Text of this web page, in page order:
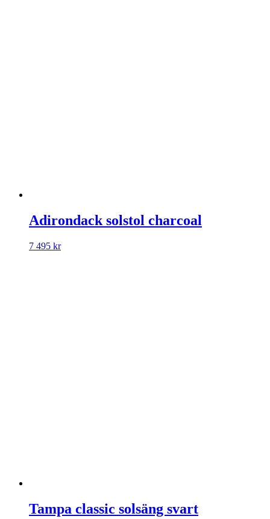
Adirondack solstol charcoal
7 495 kr
Tampa classic solsäng svart